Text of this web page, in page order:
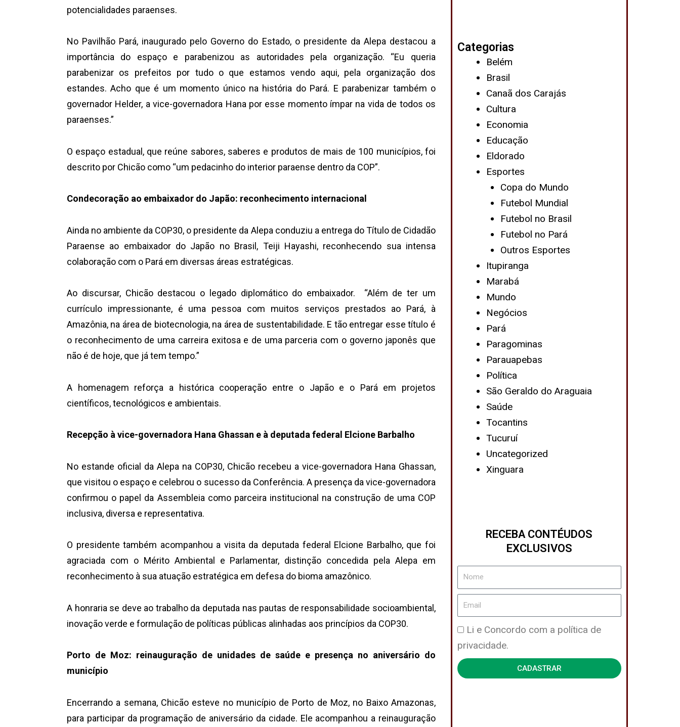
potencialidades paraenses.
No Pavilhão Pará, inaugurado pelo Governo do Estado, o presidente da Alepa destacou a
importância do espaço e parabenizou as autoridades pela organização. “Eu queria
parabenizar os prefeitos por tudo o que estamos vendo aqui, pela organização dos
estandes. Acho que é um momento único na história do Pará. E parabenizar também o
governador Helder, a vice-governadora Hana por esse momento ímpar na vida de todos os
paraenses.”
O espaço estadual, que reúne sabores, saberes e produtos de mais de 100 municípios, foi
descrito por Chicão como “um pedacinho do interior paraense dentro da COP”.
Condecoração ao embaixador do Japão: reconhecimento internacional
Ainda no ambiente da COP30, o presidente da Alepa conduziu a entrega do Título de Cidadão
Paraense ao embaixador do Japão no Brasil, Teiji Hayashi, reconhecendo sua intensa
colaboração com o Pará em diversas áreas estratégicas.
Ao discursar, Chicão destacou o legado diplomático do embaixador. “Além de ter um
currículo impressionante, é uma pessoa com muitos serviços prestados ao Pará, à
Amazônia, na área de biotecnologia, na área de sustentabilidade. E tão entregar esse título é
o reconhecimento de uma carreira exitosa e de uma parceria com o governo japonês que
não é de hoje, que já tem tempo.”
A homenagem reforça a histórica cooperação entre o Japão e o Pará em projetos
científicos, tecnológicos e ambientais.
Recepção à vice-governadora Hana Ghassan e à deputada federal Elcione Barbalho
No estande oficial da Alepa na COP30, Chicão recebeu a vice-governadora Hana Ghassan,
que visitou o espaço e celebrou o sucesso da Conferência. A presença da vice-governadora
confirmou o papel da Assembleia como parceira institucional na construção de uma COP
inclusiva, diversa e representativa.
O presidente também acompanhou a visita da deputada federal Elcione Barbalho, que foi
agraciada com o Mérito Ambiental e Parlamentar, distinção concedida pela Alepa em
reconhecimento à sua atuação estratégica em defesa do bioma amazônico.
A honraria se deve ao trabalho da deputada nas pautas de responsabilidade socioambiental,
inovação verde e formulação de políticas públicas alinhadas aos princípios da COP30.
Porto de Moz: reinauguração de unidades de saúde e presença no aniversário do
município
Encerrando a semana, Chicão esteve no município de Porto de Moz, no Baixo Amazonas,
para participar da programação de aniversário da cidade. Ele acompanhou a reinauguração
Categorias
Belém
Brasil
Canaã dos Carajás
Cultura
Economia
Educação
Eldorado
Esportes
Copa do Mundo
Futebol Mundial
Futebol no Brasil
Futebol no Pará
Outros Esportes
Itupiranga
Marabá
Mundo
Negócios
Pará
Paragominas
Parauapebas
Política
São Geraldo do Araguaia
Saúde
Tocantins
Tucuruí
Uncategorized
Xinguara
RECEBA CONTÉUDOS
EXCLUSIVOS
Nome
Email
Política
de
Privacidade
Li e Concordo com a política de
privacidade.
CADASTRAR